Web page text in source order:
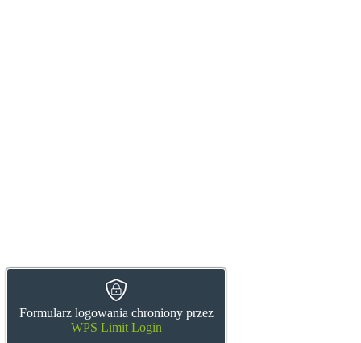
Formularz logowania chroniony przez
WPS Limit Login